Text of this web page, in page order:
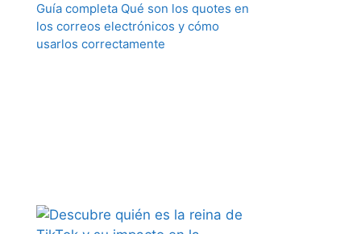
Guía completa Qué son los quotes en
los correos electrónicos y cómo
usarlos correctamente